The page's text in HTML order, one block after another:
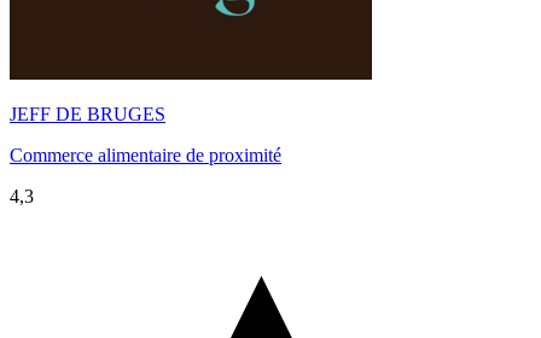
JEFF DE BRUGES
Commerce alimentaire de proximité
4,3